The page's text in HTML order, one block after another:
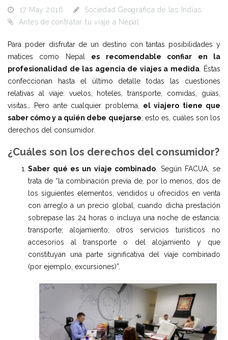
17 May 2016
Sociedad Geográfica de las Indias
Antes de contratar tu viaje a Nepal
Para poder disfrutar de un destino con tantas posibilidades y
matices como Nepal es recomendable confiar en la
profesionalidad de las agencia de viajes a medida. Éstas
confeccionan hasta el último detalle todas las cuestiones
relativas al viaje: vuelos, hoteles, transporte, comidas, guías,
visitas… Pero ante cualquier problema, el viajero tiene que
saber cómo y a quién debe quejarse; esto es, cuáles son los
derechos del consumidor.
¿Cuáles son los derechos del consumidor?
Saber qué es un viaje combinado . Según FACUA, se
trata de “la combinación previa de, por lo menos, dos de
los siguientes elementos, vendidos u ofrecidos en venta
con arreglo a un precio global, cuando dicha prestación
sobrepase las 24 horas o incluya una noche de estancia:
transporte; alojamiento; otros servicios turísticos no
accesorios al transporte o del alojamiento y que
constituyan una parte significativa del viaje combinado
(por ejemplo, excursiones)”.